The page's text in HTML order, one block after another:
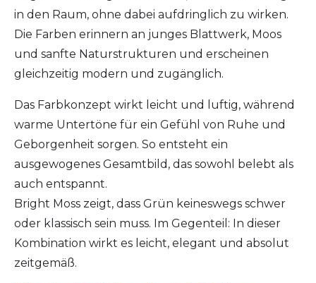
in den Raum, ohne dabei aufdringlich zu wirken.
Die Farben erinnern an junges Blattwerk, Moos
und sanfte Naturstrukturen und erscheinen
gleichzeitig modern und zugänglich.
Das Farbkonzept wirkt leicht und luftig, während
warme Untertöne für ein Gefühl von Ruhe und
Geborgenheit sorgen. So entsteht ein
ausgewogenes Gesamtbild, das sowohl belebt als
auch entspannt.
Bright Moss zeigt, dass Grün keineswegs schwer
oder klassisch sein muss. Im Gegenteil: In dieser
Kombination wirkt es leicht, elegant und absolut
zeitgemäß.